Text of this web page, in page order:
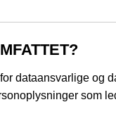
dataansvarlige og
som